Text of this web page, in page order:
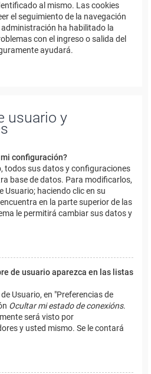
al mismo. Las cookies
el seguimiento de la navegación
ha habilitado la
con el ingreso o salida del
ayudará.
usuario y
configuración?
todos sus datos y configuraciones
base de datos. Para modificarlos,
Usuario; haciendo clic en su
en la parte superior de las
le permitirá cambiar sus datos y
de usuario aparezca en las listas
Usuario, en "Preferencias de
Ocultar mi estado de conexións.
será visto por
y usted mismo. Se le contará